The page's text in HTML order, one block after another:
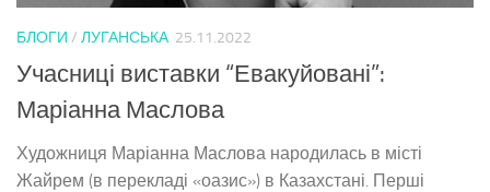
БЛОГИ / ЛУГАНСЬКА 25.11.2022
Учасниці виставки “Евакуйовані”:
Маріанна Маслова
Художниця Маріанна Маслова народилась в місті
Жайрем (в перекладі «оазис») в Казахстані. Перші